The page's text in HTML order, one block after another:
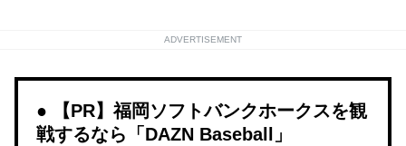
ADVERTISEMENT
【PR】福岡ソフトバンクホークスを観
戦するなら「DAZN Baseball」